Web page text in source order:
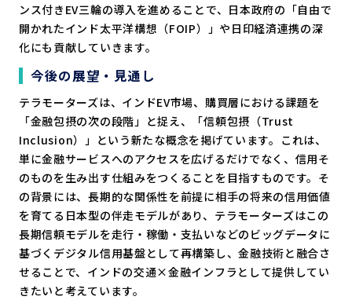
ンス付きEV三輪の導入を進めることで、日本政府の「自由で
開かれたインド太平洋構想（FOIP）」や日印経済連携の深
化にも貢献していきます。
今後の展望・見通し
テラモーターズは、インドEV市場、購買層における課題を
「金融包摂の次の段階」と捉え、「信頼包摂（Trust
Inclusion）」という新たな概念を掲げています。これは、
単に金融サービスへのアクセスを広げるだけでなく、信用そ
のものを生み出す仕組みをつくることを目指すものです。そ
の背景には、長期的な関係性を前提に相手の将来の信用価値
を育てる日本型の伴走モデルがあり、テラモーターズはこの
長期信頼モデルを走行・稼働・支払いなどのビッグデータに
基づくデジタル信用基盤として再構築し、金融技術と融合さ
せることで、インドの交通×金融インフラとして提供してい
きたいと考えています。